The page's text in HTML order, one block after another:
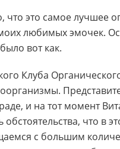
что это самое лучшее
любимых эмочек.
вот как.
Клуба
и на тот момент
что в
с большим